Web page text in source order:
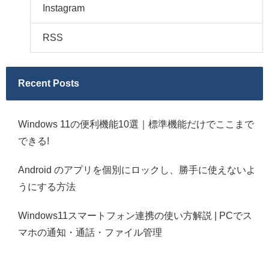
Instagram
RSS
Recent Posts
Windows 11の便利機能10選｜標準機能だけでここまで
できる!
Android のアプリを個別にロックし、勝手に使えないよ
うにする方法
Windows11スマートフォン連携の使い方解説 | PCでス
マホの通知・通話・ファイル管理